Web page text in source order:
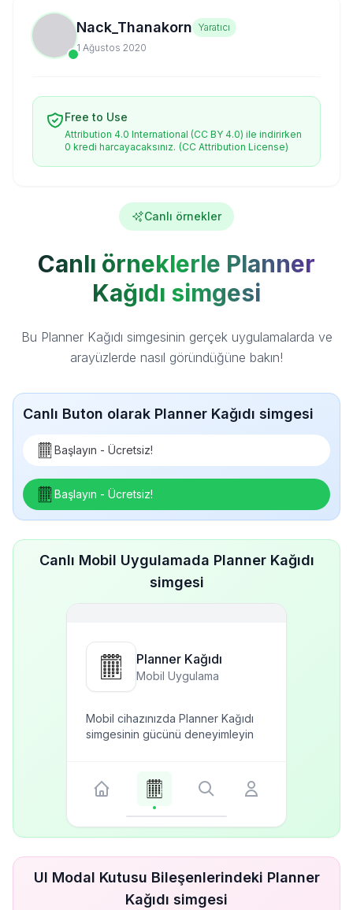
Nack_Thanakorn Yaratıcı
1 Ağustos 2020
Free to Use
Attribution 4.0 International (CC BY 4.0) ile indirirken
0 kredi harcayacaksınız. (CC Attribution License)
Canlı örnekler
Canlı örneklerle Planner
Kağıdı simgesi
Bu Planner Kağıdı simgesinin gerçek uygulamalarda ve
arayüzlerde nasıl göründüğüne bakın!
Canlı Buton olarak Planner Kağıdı simgesi
Başlayın - Ücretsiz!
Başlayın - Ücretsiz!
Canlı Mobil Uygulamada Planner Kağıdı
simgesi
Planner Kağıdı
Mobil Uygulama
Mobil cihazınızda Planner Kağıdı
simgesinin gücünü deneyimleyin
UI Modal Kutusu Bileşenlerindeki Planner
Kağıdı simgesi